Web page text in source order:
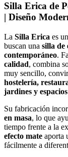
Silla Erica de
| Diseño
La Silla Erica es
buscan una silla de
contemporáneo.
calidad, combina
muy sencillo,
hostelería,
jardines y
Su fabricación
en masa, lo que
tiempo frente a la
efecto mate aporta
fácilmente a